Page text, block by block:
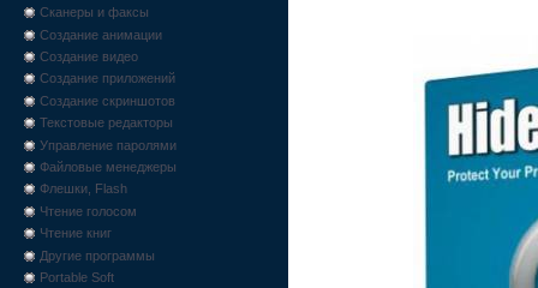
Сканеры и факсы
Создание анимации
Создание видео
Создание приложений
Создание скриншотов
Текстовые редакторы
Управление паролями
Файловые менеджеры
Флешки, Flash
Чтение голосом
Чтение книг
Другие программы
Portable Soft